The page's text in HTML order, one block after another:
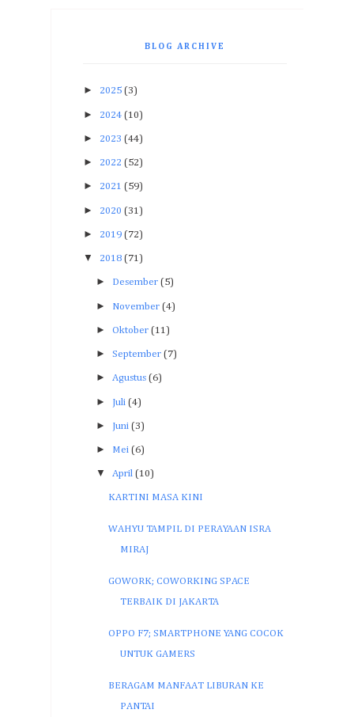
BLOG ARCHIVE
► 2025 (3)
► 2024 (10)
► 2023 (44)
► 2022 (52)
► 2021 (59)
► 2020 (31)
► 2019 (72)
▼ 2018 (71)
► Desember (5)
► November (4)
► Oktober (11)
► September (7)
► Agustus (6)
► Juli (4)
► Juni (3)
► Mei (6)
▼ April (10)
KARTINI MASA KINI
WAHYU TAMPIL DI PERAYAAN ISRA
MIRAJ
GOWORK; COWORKING SPACE
TERBAIK DI JAKARTA
OPPO F7; SMARTPHONE YANG COCOK
UNTUK GAMERS
BERAGAM MANFAAT LIBURAN KE
PANTAI